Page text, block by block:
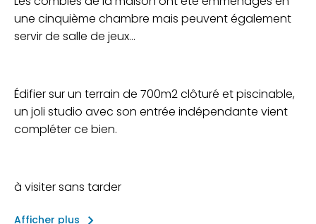
une cinquième chambre mais peuvent également
servir de salle de jeux...
Édifier sur un terrain de 700m2 clôturé et piscinable,
un joli studio avec son entrée indépendante vient
compléter ce bien.
à visiter sans tarder
Afficher plus